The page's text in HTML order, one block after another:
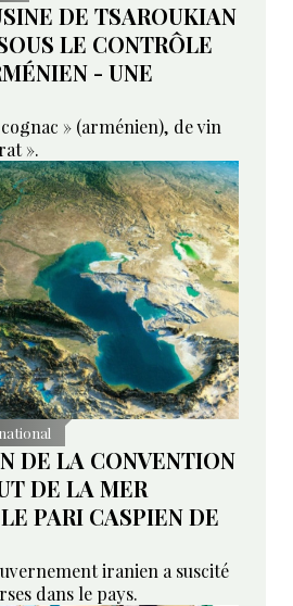
DE TSAROUKIAN
LE CONTRÔLE
- UNE
» (arménien), de vin
».
DE LA CONVENTION
DE LA MER
PARI CASPIEN DE
iranien a suscité
dans le pays.